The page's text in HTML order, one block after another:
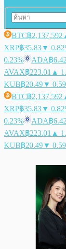
BTC฿2,137,592
XRP฿35.83▼
0.23%
ADA฿6.42
AVAX฿223.01 ▲
KUB฿20.49▼
BTC฿2,137,592
XRP฿35.83▼
0.23%
ADA฿6.42
AVAX฿223.01 ▲
KUB฿20.49▼